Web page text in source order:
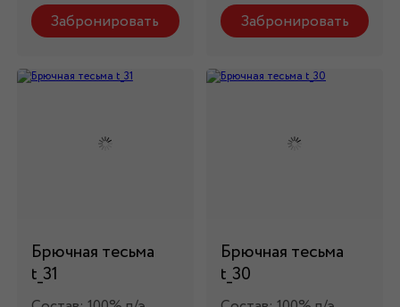
Забронировать Забронировать
Брючная тесьма
t_31
Брючная тесьма
t_30